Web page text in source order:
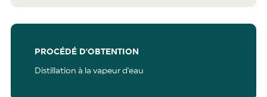
PROCÉDÉ D'OBTENTION
Distillation à la vapeur d'eau